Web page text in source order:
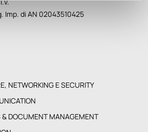
Imp. di AN 02043510425
NETWORKING E SECURITY
DOCUMENT MANAGEMENT